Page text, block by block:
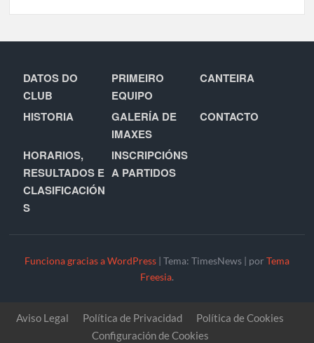
DATOS DO
CLUB
PRIMEIRO
EQUIPO
CANTEIRA
HISTORIA
GALERÍA DE
IMAXES
CONTACTO
HORARIOS,
RESULTADOS E
CLASIFICACIÓN
S
INSCRIPCIÓNS
A PARTIDOS
Funciona gracias a WordPress | Tema: TimesNews | por Tema
Freesia.
Aviso Legal Política de Privacidad
Política de Cookies
Configuración de Cookies